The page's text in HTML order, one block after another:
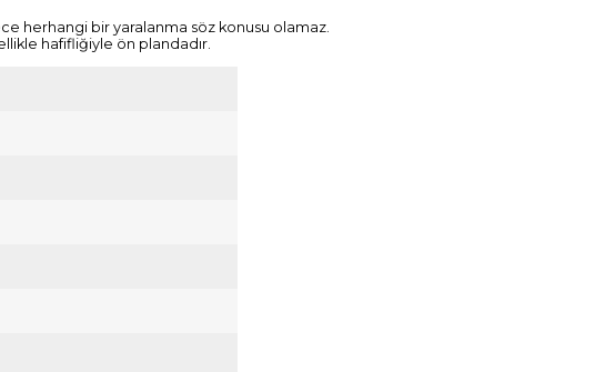
herhangi bir yaralanma söz konusu olamaz.
hafifliğiyle ön plandadır.